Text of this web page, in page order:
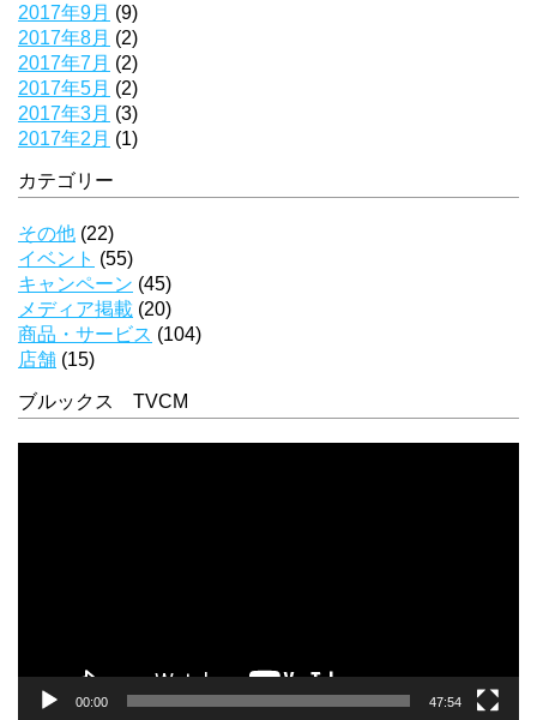
2017年9月 (9)
2017年8月 (2)
2017年7月 (2)
2017年5月 (2)
2017年3月 (3)
2017年2月 (1)
カテゴリー
その他 (22)
イベント (55)
キャンペーン (45)
メディア掲載 (20)
商品・サービス (104)
店舗 (15)
ブルックス TVCM
00:00 47:54